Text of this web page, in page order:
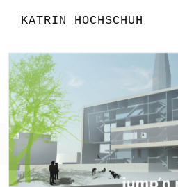
KATRIN HOCHSCHUH